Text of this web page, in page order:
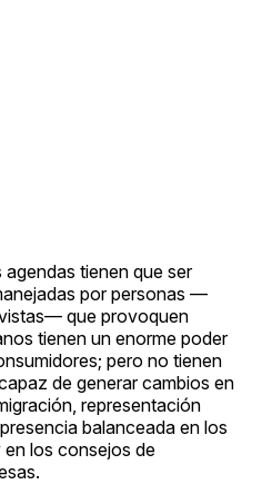
tienen que ser
por personas —
que provoquen
tienen un enorme poder
pero no tienen
de generar cambios en
representación
balanceada en los
los consejos de